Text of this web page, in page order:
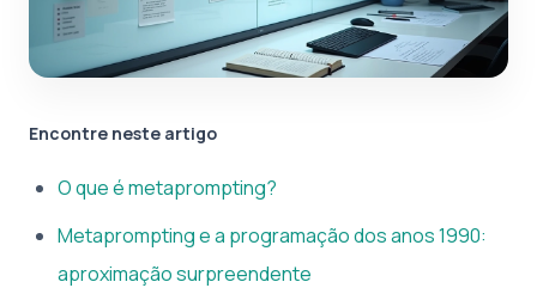
Encontre neste artigo
O que é metaprompting?
Metaprompting e a programação dos anos 1990:
aproximação surpreendente